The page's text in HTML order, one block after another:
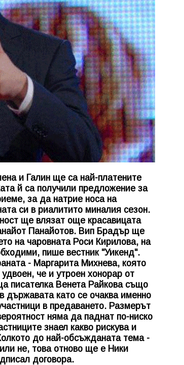
и Галин ще са най-платените
й са получили предложение за
за да натрие носа на
си в риалитито миналия сезон.
ще влязат още красавицата
Панайотов. Вип Брадър ще
на чаровната Роси Кирилова, на
пише вестник "Уикенд".
- Маргарита Михнева, която
че и утроен хонорар от
писателка Венета Райкова също
държавата като се очаква именно
в предаването. Размерът
няма да паднат по-ниско
знаел какво рискува и
до най-обсъжданата тема -
не, това отново ще е Ники
договора.